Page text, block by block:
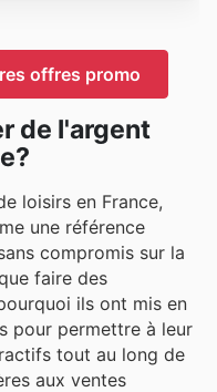
offres promo
de l'argent
loisirs en France,
une référence
compromis sur la
faire des
ils ont mis en
pour permettre à leur
tout au long de
aux ventes